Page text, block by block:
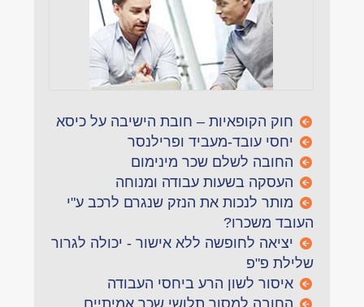
חוק הקופאיות – חובת הישיבה על כיסא
יחסי עובד-מעביד ופרילנסר
החובה לשלם שכר מינימום
העסקה בשעות עבודה ומנוחה
מותר לנכות את הנזק שנגרם לרכב ע"י
העובד משכרו?
יציאה לחופשה ללא אישור - יכולה לגרור
שלילת פ"פ
איסור לשון הרע ביחסי העבודה